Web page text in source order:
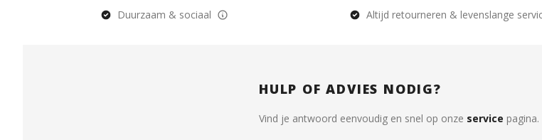
Duurzaam & sociaal Altijd retourneren & levenslange
HULP OF ADVIES NODIG?
Vind je antwoord eenvoudig en snel op onze service pagina.